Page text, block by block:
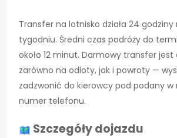
Transfer na lotnisko działa 24
tygodniu. Średni czas podróży do
około 12 minut. Darmowy transfer
zarówno na odloty, jak i powroty —
zadzwonić do kierowcy pod podany w
numer telefonu.
Szczegóły dojazdu